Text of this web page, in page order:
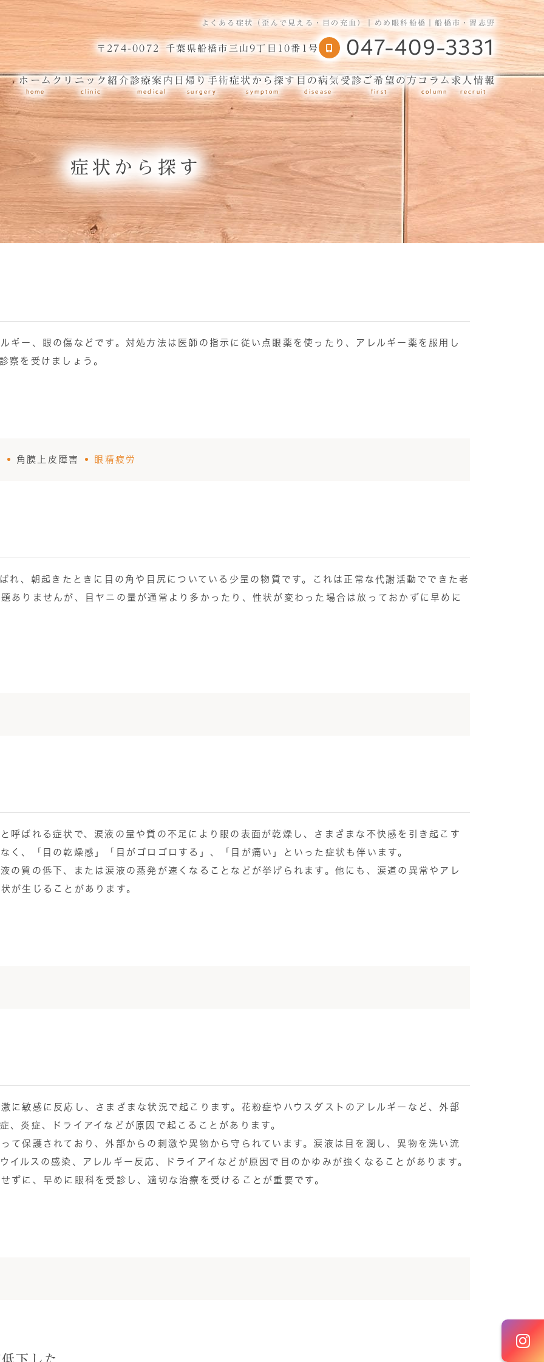
よくある症状（歪んで見える・目の充血）｜めめ眼科船橋｜船橋市・習志野
〒274-0072 千葉県船橋市三山9丁目10番1号 047-409-3331
ホーム
home
クリニック紹介
clinic
診療案内
medical
日帰り手術
surgery
症状から探す
symptom
目の病気
disease
受診ご希望の方
first
コラム
column
求人情報
recruit
症状から探す
ギー、眼の傷などです。対処方法は医師の指示に従い点眼薬を使ったり、アレルギー薬を服用し
察を受けましょう。
角膜上皮障害 眼精疲労
れ、朝起きたときに目の角や目尻についている少量の物質です。これは正常な代謝活動でできた老
ありませんが、目ヤニの量が通常より多かったり、性状が変わった場合は放っておかずに早めに
呼ばれる症状で、涙液の量や質の不足により眼の表面が乾燥し、さまざまな不快感を引き起こす
く、「目の乾燥感」「目がゴロゴロする」、「目が痛い」といった症状も伴います。
の質の低下、または涙液の蒸発が速くなることなどが挙げられます。他にも、涙道の異常やアレ
が生じることがあります。
に敏感に反応し、さまざまな状況で起こります。花粉症やハウスダストのアレルギーなど、外部
、炎症、ドライアイなどが原因で起こることがあります。
て保護されており、外部からの刺激や異物から守られています。涙液は目を潤し、異物を洗い流
イルスの感染、アレルギー反応、ドライアイなどが原因で目のかゆみが強くなることがあります。
ずに、早めに眼科を受診し、適切な治療を受けることが重要です。
下した